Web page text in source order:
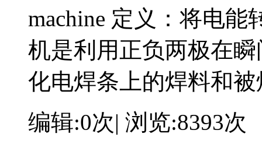
machine 定义：将电
机是利用正负两极在
化电焊条上的焊料和
编辑:0次| 浏览:8393次